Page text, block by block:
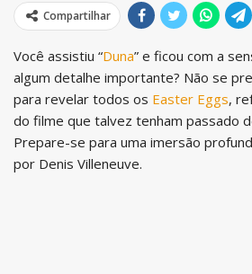
Compartilhar
Você assistiu “Duna” e ficou com a
algum detalhe importante? Não se
para revelar todos os Easter Eggs,
do filme que talvez tenham passado
Prepare-se para uma imersão
por Denis Villeneuve.